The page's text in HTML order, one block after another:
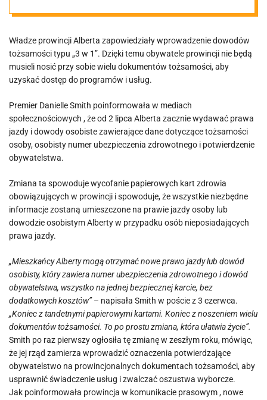
jedną kartę
Władze prowincji Alberta zapowiedziały wprowadzenie dowodów
tożsamości typu „3 w 1”. Dzięki temu obywatele prowincji nie będą
musieli nosić przy sobie wielu dokumentów tożsamości, aby
uzyskać dostęp do programów i usług.
Premier Danielle Smith poinformowała w mediach
społecznościowych , że od 2 lipca Alberta zacznie wydawać prawa
jazdy i dowody osobiste zawierające dane dotyczące tożsamości
osoby, osobisty numer ubezpieczenia zdrowotnego i potwierdzenie
obywatelstwa.
Zmiana ta spowoduje wycofanie papierowych kart zdrowia
obowiązujących w prowincji i spowoduje, że wszystkie niezbędne
informacje zostaną umieszczone na prawie jazdy osoby lub
dowodzie osobistym Alberty w przypadku osób nieposiadających
prawa jazdy.
„Mieszkańcy Alberty mogą otrzymać nowe prawo jazdy lub dowód
osobisty, który zawiera numer ubezpieczenia zdrowotnego i dowód
obywatelstwa, wszystko na jednej bezpiecznej karcie, bez
dodatkowych kosztów”– napisała Smith w poście z 3 czerwca.
„Koniec z tandetnymi papierowymi kartami. Koniec z noszeniem wielu
dokumentów tożsamości. To po prostu zmiana, która ułatwia życie”.
Smith po raz pierwszy ogłosiła tę zmianę w zeszłym roku, mówiąc,
że jej rząd zamierza wprowadzić oznaczenia potwierdzające
obywatelstwo na prowincjonalnych dokumentach tożsamości, aby
usprawnić świadczenie usług i zwalczać oszustwa wyborcze.
Jak poinformowała prowincja w komunikacie prasowym , nowe